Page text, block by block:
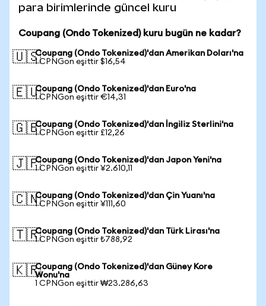
para birimlerinde güncel kuru
Coupang (Ondo Tokenized) kuru bugün ne kadar?
🇺🇸Coupang (Ondo Tokenized)'dan Amerikan Doları'na
1 CPNGon eşittir $16,54
🇪🇺Coupang (Ondo Tokenized)'dan Euro'na
1 CPNGon eşittir €14,31
🇬🇧Coupang (Ondo Tokenized)'dan İngiliz Sterlini'na
1 CPNGon eşittir £12,26
🇯🇵Coupang (Ondo Tokenized)'dan Japon Yeni'na
1 CPNGon eşittir ¥2.610,11
🇨🇳Coupang (Ondo Tokenized)'dan Çin Yuanı'na
1 CPNGon eşittir ¥111,60
🇹🇷Coupang (Ondo Tokenized)'dan Türk Lirası'na
1 CPNGon eşittir ₺788,92
🇰🇷Coupang (Ondo Tokenized)'dan Güney Kore
Wonu'na
1 CPNGon eşittir ₩23.286,63